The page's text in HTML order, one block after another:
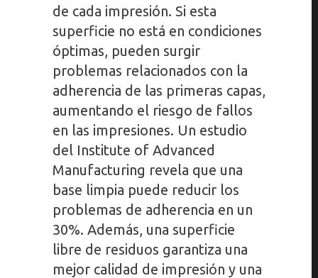
de cada impresión. Si esta
superficie no está en condiciones
óptimas, pueden surgir
problemas relacionados con la
adherencia de las primeras capas,
aumentando el riesgo de fallos
en las impresiones. Un estudio
del Institute of Advanced
Manufacturing revela que una
base limpia puede reducir los
problemas de adherencia en un
30%. Además, una superficie
libre de residuos garantiza una
mejor calidad de impresión y una